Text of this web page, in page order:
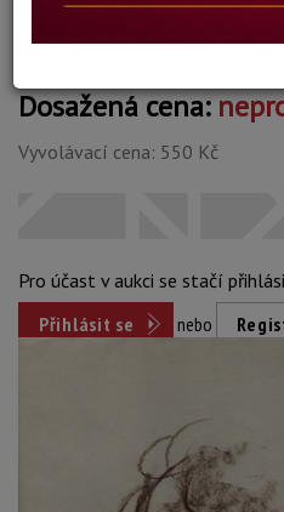
Dosažená cena:
Vyvolávací cena: 550 Kč
Pro účast v aukci se stačí
Přihlásit se
nebo